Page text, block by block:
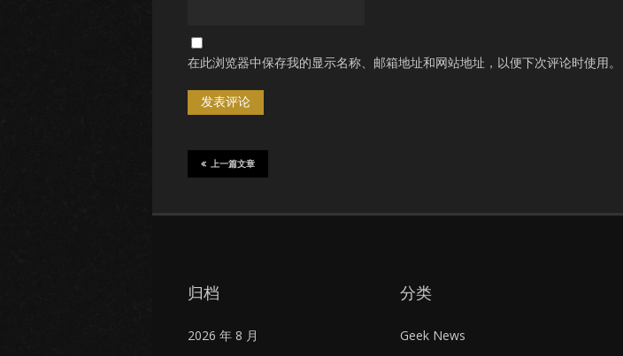
在此浏览器中保存我的显示名称、邮箱地址和网站地址，以便下次评论时使用。
上一篇文章
归档
2026 年 8 月
分类
Geek News